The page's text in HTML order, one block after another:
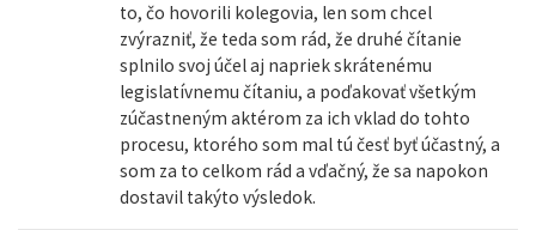
to, čo hovorili kolegovia, len som chcel
zvýrazniť, že teda som rád, že druhé čítanie
splnilo svoj účel aj napriek skrátenému
legislatívnemu čítaniu, a poďakovať všetkým
zúčastneným aktérom za ich vklad do tohto
procesu, ktorého som mal tú česť byť účastný, a
som za to celkom rád a vďačný, že sa napokon
dostavil takýto výsledok.